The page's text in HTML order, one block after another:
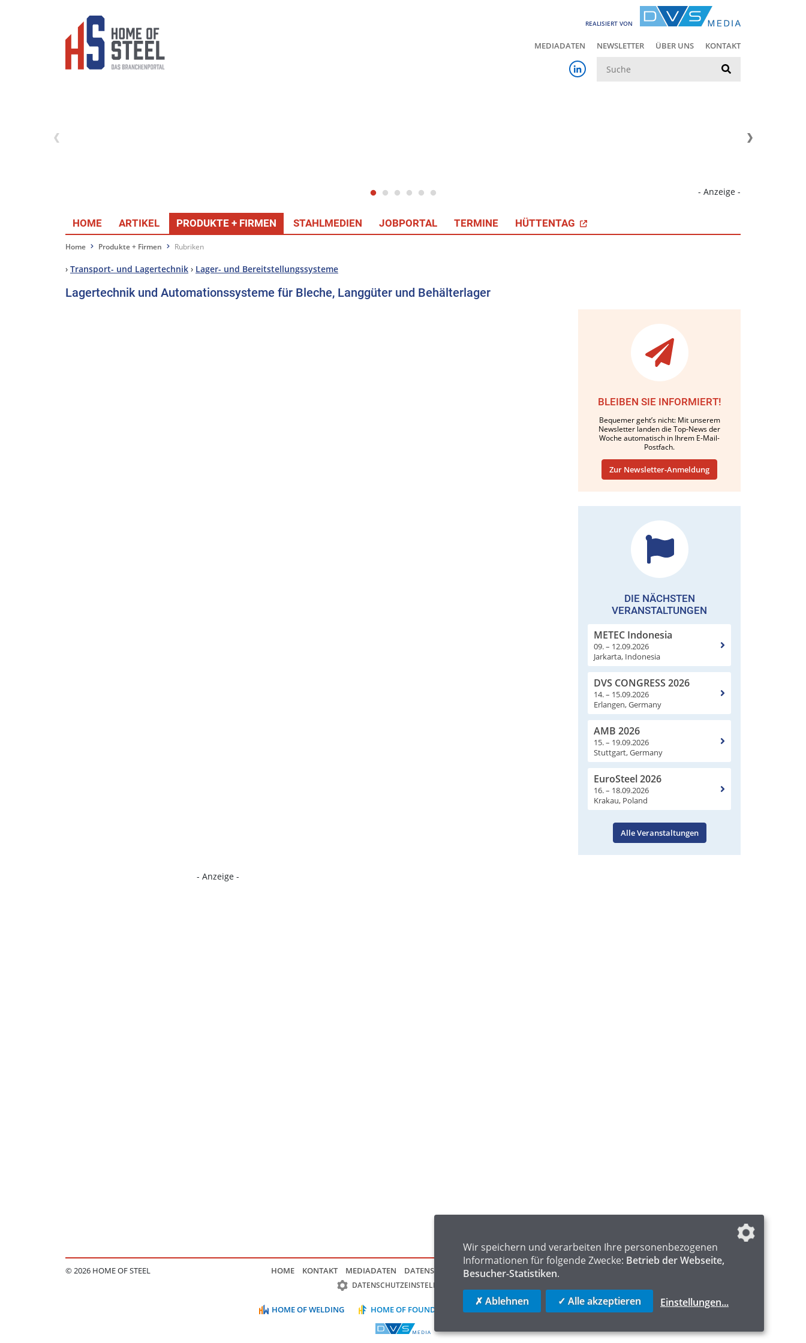
REALISIERT VON
MEDIADATEN NEWSLETTER ÜBER UNS KONTAKT
- Anzeige -
HOME ARTIKEL PRODUKTE + FIRMEN STAHLMEDIEN JOBPORTAL TERMINE HÜTTENTAG
Home Produkte + Firmen Rubriken
› Transport- und Lagertechnik › Lager- und Bereitstellungssysteme
Lagertechnik und Automationssysteme für Bleche, Langgüter und Behälterlager
BLEIBEN SIE INFORMIERT!
Bequemer geht’s nicht: Mit unserem
Newsletter landen die Top-News der
Woche automatisch in Ihrem E-Mail-
Postfach.
Zur Newsletter-Anmeldung
DIE NÄCHSTEN
VERANSTALTUNGEN
METEC Indonesia
09. – 12.09.2026
Jarkarta, Indonesia
DVS CONGRESS 2026
14. – 15.09.2026
Erlangen, Germany
AMB 2026
15. – 19.09.2026
Stuttgart, Germany
EuroSteel 2026
16. – 18.09.2026
Krakau, Poland
Alle Veranstaltungen
- Anzeige -
© 2026 HOME OF STEEL HOME KONTAKT MEDIADATEN DATENSCHUTZ IMPRESSUM FAQ
DATENSCHUTZEINSTELLUNGEN
HOME OF WELDING HOME OF FOUNDRY HOME OF LOGISTICS
Wir speichern und verarbeiten Ihre personenbezogenen
Informationen für folgende Zwecke: Betrieb der Webseite,
Besucher-Statistiken.
✗ Ablehnen ✓ Alle akzeptieren Einstellungen...